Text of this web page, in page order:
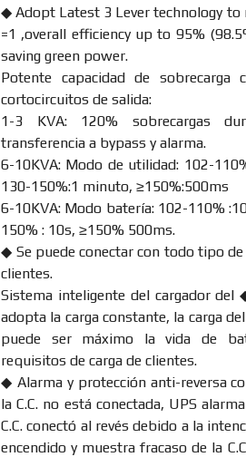
◆ Adopt Latest 3 Lever technology
=1 ,overall efficiency up to 95%
saving green power.
Potente capacidad de sobrecarga
cortocircuitos de salida:
1-3 KVA: 120% sobrecargas
transferencia a bypass y alarma.
6-10KVA: Modo de utilidad: 102-
130-150%:1 minuto, ≥150%:500ms
6-10KVA: Modo batería: 102-110%
150% : 10s, ≥150% 500ms.
◆ Se puede conectar con todo tipo
clientes.
Sistema inteligente del cargador del
adopta la carga constante, la carga
puede ser máximo la vida de
requisitos de carga de clientes.
◆ Alarma y protección anti-reversa
la C.C. no está conectada, UPS
C.C. conectó al revés debido a la
encendido y muestra fracaso de la